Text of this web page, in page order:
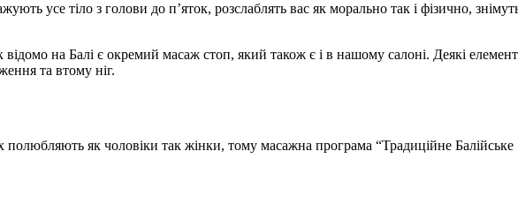
усе тіло з голови до п’яток, розслаблять вас як морально так і фізично,
на Балі є окремий масаж стоп, який також є і в нашому салоні. Деякі
та втому ніг.
як чоловіки так жінки, тому масажна програма “Традиційне Балійське